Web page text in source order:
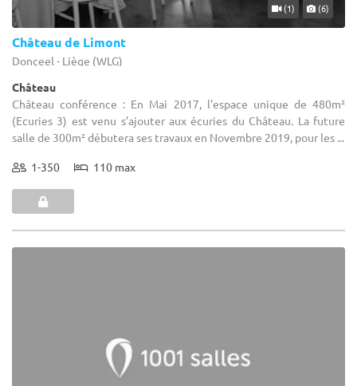
(1) (6)
Château de Limont
Donceel - Liège (WLG)
Château
Château conférence : En Mai 2017, l'espace unique de 480m²
(Ecuries 3) est venu s’ajouter aux écuries du Château. La future
salle de 300m² débutera ses travaux en Novembre 2019, pour les ...
1-350 110 max